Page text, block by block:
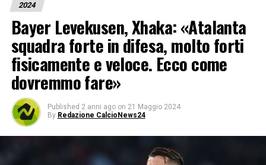
2024
Bayer Levekusen, Xhaka: «Atalanta
squadra forte in difesa, molto forti
fisicamente e veloce. Ecco come
dovremmo fare»
Published 2 anni ago on 21 Maggio 2024
By Redazione CalcioNews24